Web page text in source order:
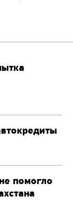
помогло